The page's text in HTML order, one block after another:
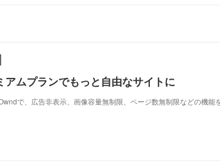
アムプランでもっと自由なサイトに
で、広告非表示、画像容量無制限、ページ数無制限などの機能